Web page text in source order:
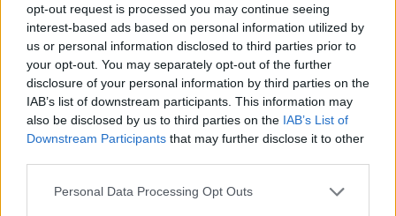
opt-out request is processed you may continue seeing
interest-based ads based on personal information utilized by
us or personal information disclosed to third parties prior to
your opt-out. You may separately opt-out of the further
disclosure of your personal information by third parties on the
IAB’s list of downstream participants. This information may
also be disclosed by us to third parties on the IAB’s List of
Downstream Participants that may further disclose it to other
Personal Data Processing Opt Outs